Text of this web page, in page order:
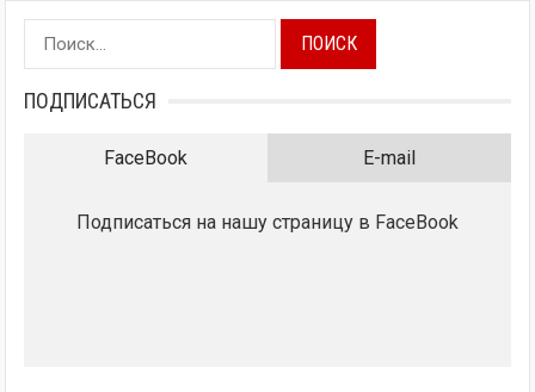
Найти:
ПОДПИСАТЬСЯ
FaceBook E-mail
Подписаться на нашу страницу в FaceBook